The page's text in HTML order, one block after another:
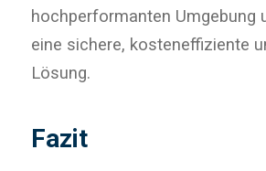
hochperformanten Umgebung
eine sichere, kosteneffiziente
Lösung.
Fazit